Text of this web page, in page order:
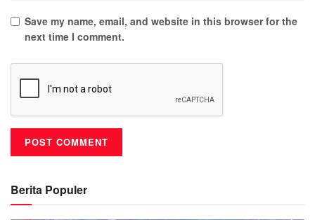
Save my name, email, and website in this browser for the
next time I comment.
Berita Populer